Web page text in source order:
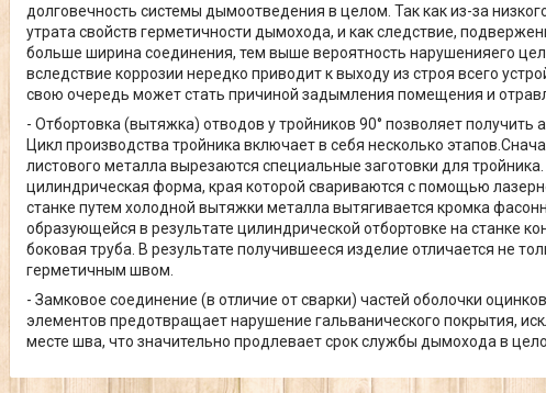
долговечность системы дымоотведения в целом. Так как из-за
утрата свойств герметичности дымохода, и как следствие,
больше ширина соединения, тем выше вероятность нарушенияего
вследствие коррозии нередко приводит к выходу из строя всего
свою очередь может стать причиной задымления помещения и
- Отбортовка (вытяжка) отводов у тройников 90° позволяет получить
Цикл производства тройника включает в себя несколько
листового металла вырезаются специальные заготовки для
цилиндрическая форма, края которой свариваются с помощью
станке путем холодной вытяжки металла вытягивается кромка
образующейся в результате цилиндрической отбортовке на станке
боковая труба. В результате получившееся изделие отличается не
герметичным швом.
- Замковое соединение (в отличие от сварки) частей оболочки
элементов предотвращает нарушение гальванического покрытия,
месте шва, что значительно продлевает срок службы дымохода в